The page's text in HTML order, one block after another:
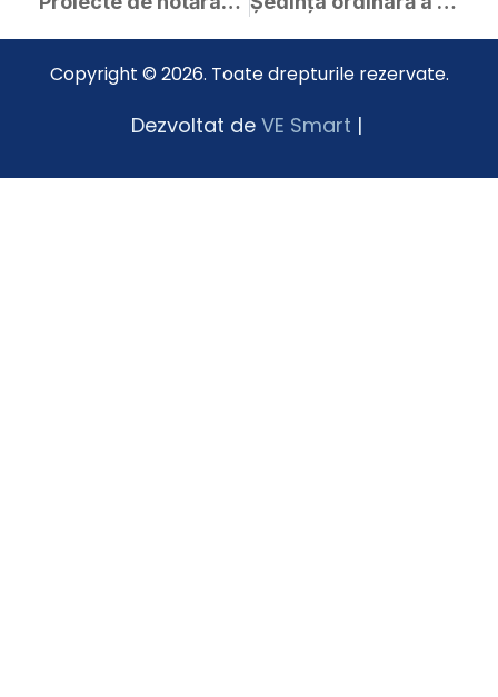
Copyright © 2026. Toate drepturile rezervate.
Dezvoltat de VE Smart |